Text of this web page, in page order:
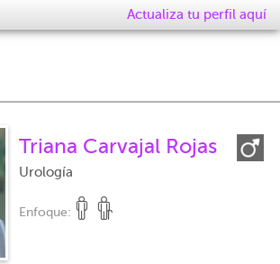
Actualiza tu perfil aquí
Triana Carvajal Rojas
Urología
Enfoque: